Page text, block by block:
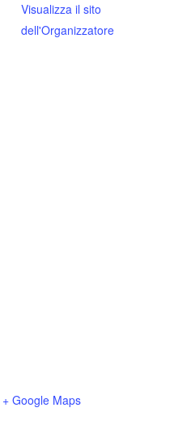
Visualizza il sito
dell'Organizzatore
+ Google Maps